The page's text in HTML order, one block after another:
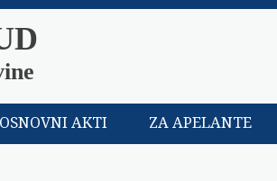
OSNOVNI AKTI ZA APELANTE